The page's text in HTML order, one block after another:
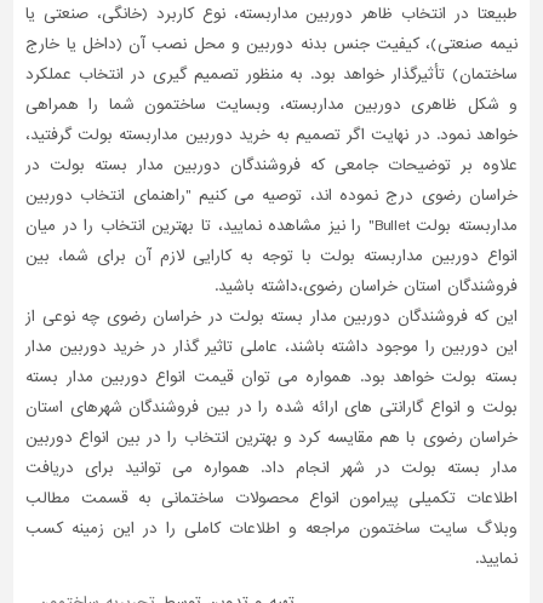
طبیعتا در انتخاب ظاهر دوربین مداربسته، نوع کاربرد (خانگی، صنعتی یا
نیمه صنعتی)، کیفیت جنس بدنه دوربین و محل نصب آن (داخل یا خارج
ساختمان) تأثیرگذار خواهد بود. به منظور تصمیم گیری در انتخاب عملکرد
و شکل ظاهری دوربین مداربسته، وبسایت ساختمون شما را همراهی
خواهد نمود. در نهایت اگر تصمیم به خرید دوربین مداربسته بولت گرفتید،
علاوه بر توضیحات جامعی که فروشندگان دوربین مدار بسته بولت در
خراسان رضوی درج نموده اند، توصیه می کنیم "راهنمای انتخاب دوربین
مداربسته بولت Bullet" را نیز مشاهده نمایید، تا بهترین انتخاب را در میان
انواع دوربین مداربسته بولت با توجه به کارایی لازم آن برای شما، بین
فروشندگان استان خراسان رضوی،داشته باشید.
این که فروشندگان دوربین مدار بسته بولت در خراسان رضوی چه نوعی از
این دوربین را موجود داشته باشند، عاملی تاثیر گذار در خرید دوربین مدار
بسته بولت خواهد بود. همواره می توان قیمت انواع دوربین مدار بسته
بولت و انواع گارانتی های ارائه شده را در بین فروشندگان شهرهای استان
خراسان رضوی با هم مقایسه کرد و بهترین انتخاب را در بین انواع دوربین
مدار بسته بولت در شهر انجام داد. همواره می توانید برای دریافت
اطلاعات تکمیلی پیرامون انواع محصولات ساختمانی به قسمت مطالب
وبلاگ سایت ساختمون مراجعه و اطلاعات کاملی را در این زمینه کسب
نمایید.